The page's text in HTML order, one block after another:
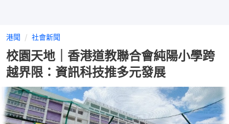
港聞 社會新聞
校園天地｜香港道教聯合會純陽小學跨
越界限：資訊科技推多元發展